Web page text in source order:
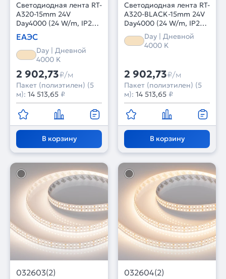
Светодиодная лента RT-
A320-15mm 24V
Day4000 (24 W/m, IP20,
2835, 5m) (Arlight,
высок.эфф.150 лм/Вт)
ЕАЭС
Day | Дневной
4000 K
2 902,73₽/м
Пакет (полиэтилен) (5
м): 14 513,65 ₽
В корзину
Светодиодная лента RT-
A320-BLACK-15mm 24V
Day4000 (24 W/m, IP20,
2835, 5m) (Arlight,
высок.эфф.150 лм/Вт)
Day | Дневной
4000 K
2 902,73₽/м
Пакет (полиэтилен) (5
м): 14 513,65 ₽
В корзину
032603(2) 032604(2)